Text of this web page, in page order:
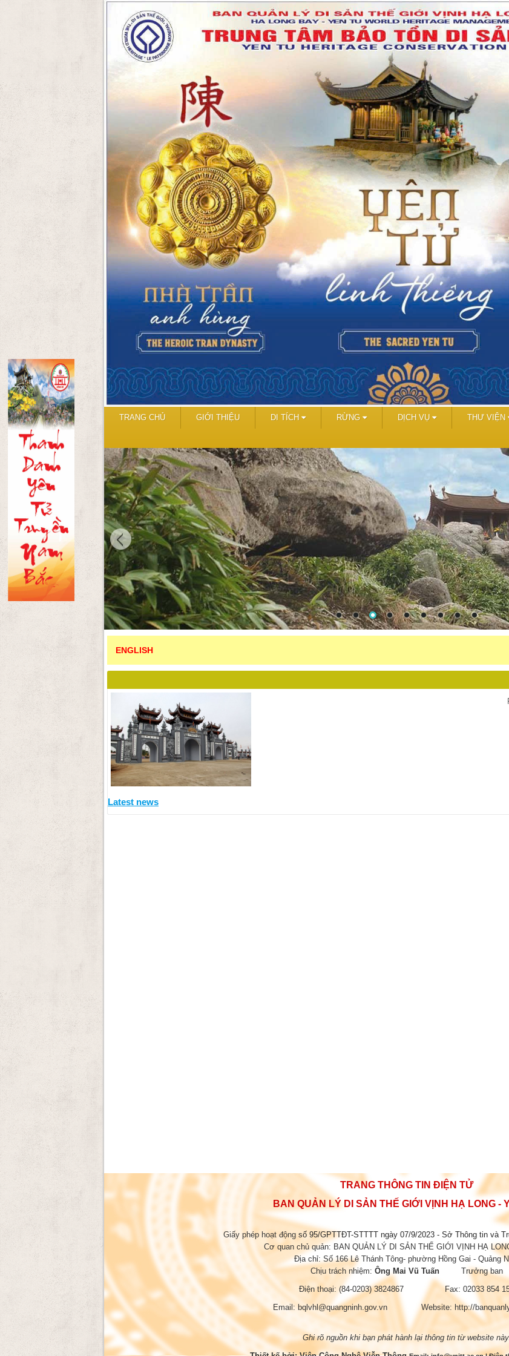
Di tích Yên Tử
TRANG CHỦ GIỚI THIỆU DI TÍCH RỪNG DỊCH VỤ THƯ VIỆN
ENGLISH
Latest news
TRANG THÔNG TIN ĐIỆN TỬ
BAN QUẢN LÝ DI SẢN THẾ GIỚI VỊNH HẠ LONG -
Giấy phép hoạt động số 95/GPTTĐT-STTTT ngày 07/9/2023 - Sở Thông tin và
Cơ quan chủ quản: BAN QUẢN LÝ DI SẢN THẾ GIỚI VỊNH HẠ
Địa chỉ: Số 166 Lê Thánh Tông- phường Hồng Gai - Quảng
Chịu trách nhiệm: Ông Mai Vũ Tuấn Trưởng ban
Điện thoại: (84-0203) 3824867 Fax: 02033 854
Email: bqlvhl@quangninh.gov.vn Website: http://
Ghi rõ nguồn khi bạn phát hành lại thông tin từ website này